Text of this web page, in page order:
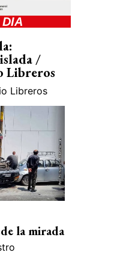
/
Libreros
Libreros
la mirada